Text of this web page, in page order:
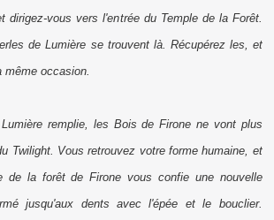
dirigez-vous vers l'entrée du Temple de la Forêt.
de Lumière se trouvent là. Récupérez les, et
occasion.
remplie, les Bois de Firone ne vont plus
Twilight. Vous retrouvez votre forme humaine, et
de la forêt de Firone vous confie une nouvelle
jusqu'aux dents avec l'épée et le bouclier.